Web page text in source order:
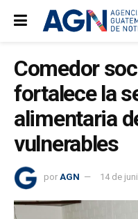
Comedor
fortalece la
alimentaria
vulnerables
por AGN 14 de